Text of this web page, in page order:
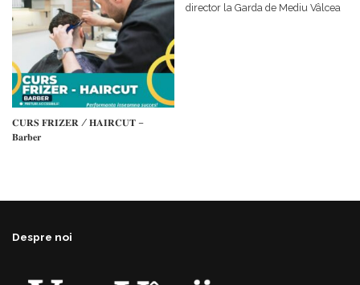
𝐂𝐔𝐑𝐒 𝐅𝐑𝐈𝐙𝐄𝐑 / 𝐇𝐀𝐈𝐑𝐂𝐔𝐓 –
𝐁𝐚𝐫𝐛𝐞𝐫
director la Garda de Mediu Vâlcea
Despre noi